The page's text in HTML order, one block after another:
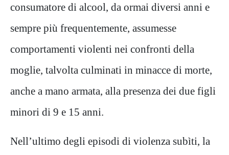
consumatore di alcool, da ormai diversi anni e
sempre più frequentemente, assumesse
comportamenti violenti nei confronti della
moglie, talvolta culminati in minacce di morte,
anche a mano armata, alla presenza dei due figli
minori di 9 e 15 anni.
Nell’ultimo degli episodi di violenza subìti, la